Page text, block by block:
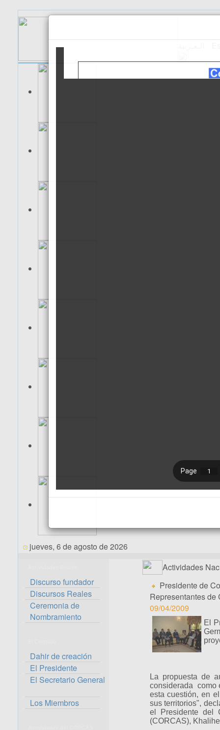
jueves, 6 de agosto de 2026
Discurso fundador
Discursos Reales
Ceremonia de
Nombramiento
Dahir de creación
El Presidente
El Secretario General
Los Miembros
Actividades
Presidente de
Representantes de
09/04/2009
El
La propuesta de
considerada como
esta cuestión, en
sus territorios",
el Presidente del
(CORCAS),